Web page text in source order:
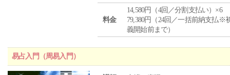
料金
14,580円（4回／分割支払い）×6
79,380円（24回／一括前納支払※
義開始前まで）
易占入門（周易入門）